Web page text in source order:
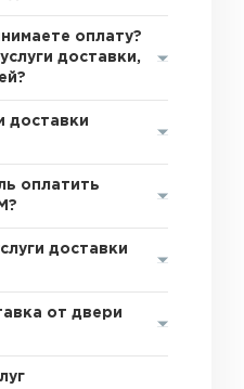
оплату?
доставки,
доставки
оплатить
доставки
от двери